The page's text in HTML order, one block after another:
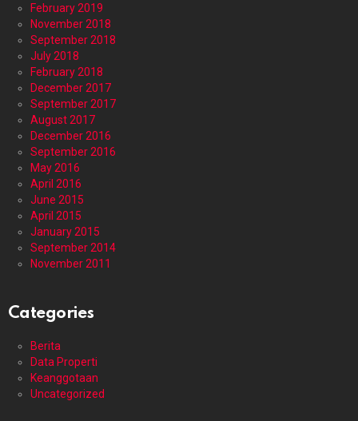
February 2019
November 2018
September 2018
July 2018
February 2018
December 2017
September 2017
August 2017
December 2016
September 2016
May 2016
April 2016
June 2015
April 2015
January 2015
September 2014
November 2011
Categories
Berita
Data Properti
Keanggotaan
Uncategorized